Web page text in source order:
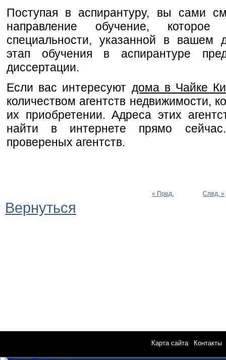
Поступая в аспирантуру, вы сами
направление обучение,
специальности, указанной в вашем
этап обучения в аспирантуре
диссертации.
Если вас интересуют дома в Чайке
количеством агентств недвижимости,
их приобретении. Адреса этих
найти в интернете прямо
провереных агентств.
« Пред. След. »
Вернуться
Карта сайта| Контакты